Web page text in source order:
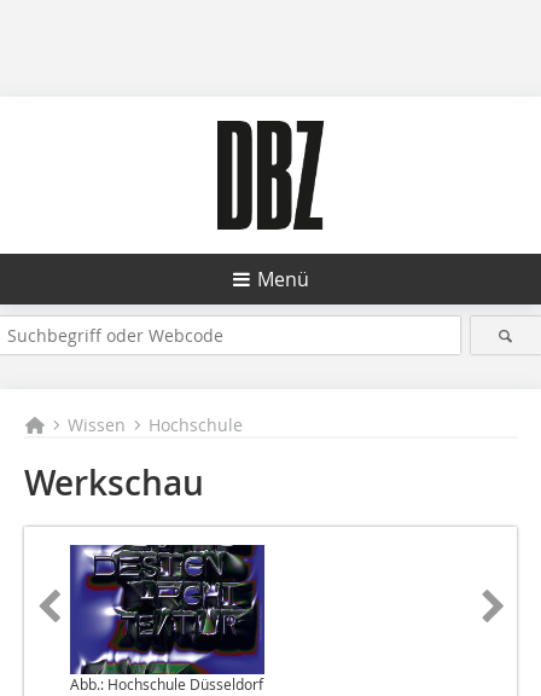
Menü
Wissen Hochschule
Werkschau
Abb.: Hochschule Düsseldorf